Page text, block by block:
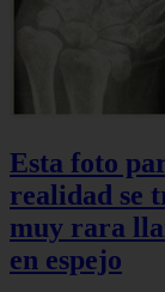
Esta foto
realidad se
muy rara
en espejo